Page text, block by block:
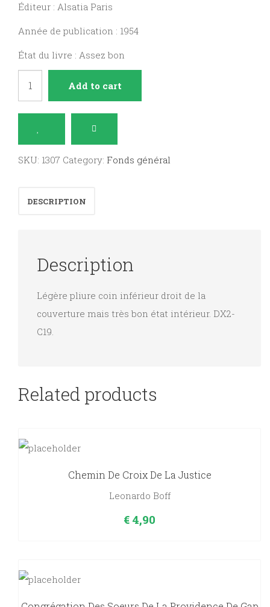
Éditeur : Alsatia Paris
Année de publication : 1954
État du livre : Assez bon
la
Vierge
J.O.C.
René
Marianiste
1911-
1946
Add to cart
SKU: 1307 Category: Fonds général
DESCRIPTION
Description
Légère pliure coin inférieur droit de la
couverture mais très bon état intérieur. DX2-
C19.
Related products
Chemin De Croix De La Justice
Leonardo Boff
€ 4,90